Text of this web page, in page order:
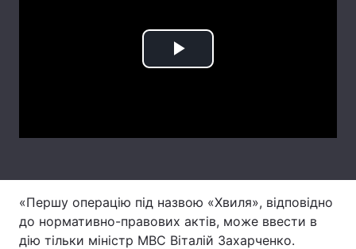
Статті
Послуги
Play
«Першу операцію під назвою «Хвиля», відповідно
до нормативно-правових актів, може ввести в
дію тільки міністр МВС Віталій Захарченко.